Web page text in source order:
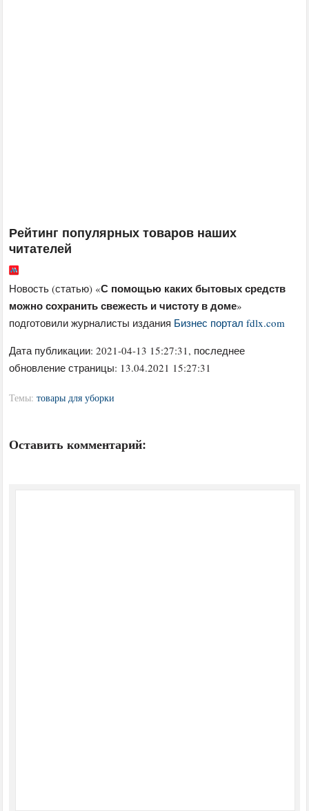
Рейтинг популярных товаров наших
читателей
Новость (статью) «С помощью каких бытовых средств
можно сохранить свежесть и чистоту в доме»
подготовили журналисты издания Бизнес портал fdlx.com
Дата публикации:2021-04-13 15:27:31 , последнее
обновление страницы: 13.04.2021 15:27:31
Темы:товары для уборки
Оставить комментарий: